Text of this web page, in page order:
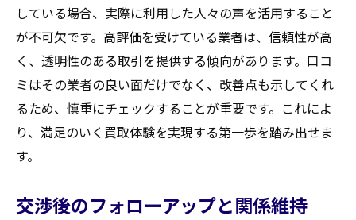
している場合、実際に利用した人々の声を活用すること
が不可欠です。高評価を受けている業者は、信頼性が高
く、透明性のある取引を提供する傾向があります。口コ
ミはその業者の良い面だけでなく、改善点も示してくれ
るため、慎重にチェックすることが重要です。これによ
り、満足のいく買取体験を実現する第一歩を踏み出せま
す。
交渉後のフォローアップと関係維持